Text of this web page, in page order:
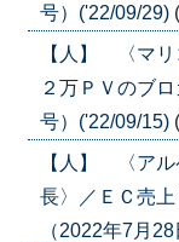
号）('22/09/29)
【人】 〈マ
２万ＰＶのブ
号）('22/09/15)
【人】 〈ア
長〉／ＥＣ売
（2022年7月